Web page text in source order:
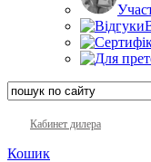
Кабинет дилера
Кошик